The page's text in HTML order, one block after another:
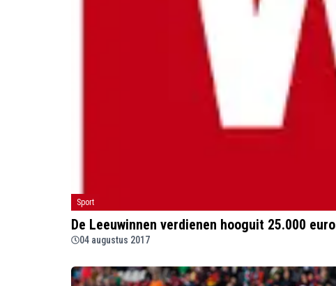
Sport
De Leeuwinnen verdienen hooguit 25.000 euro
04 augustus 2017